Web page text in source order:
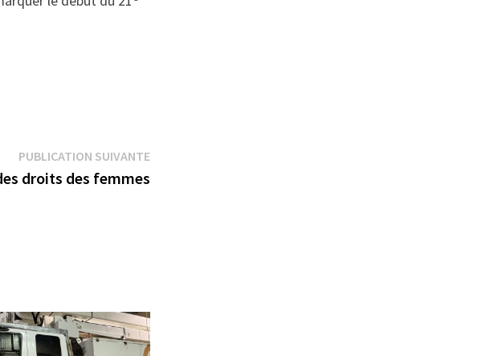
PUBLICATION SUIVANTEPublication
suivante :
droits des femmes